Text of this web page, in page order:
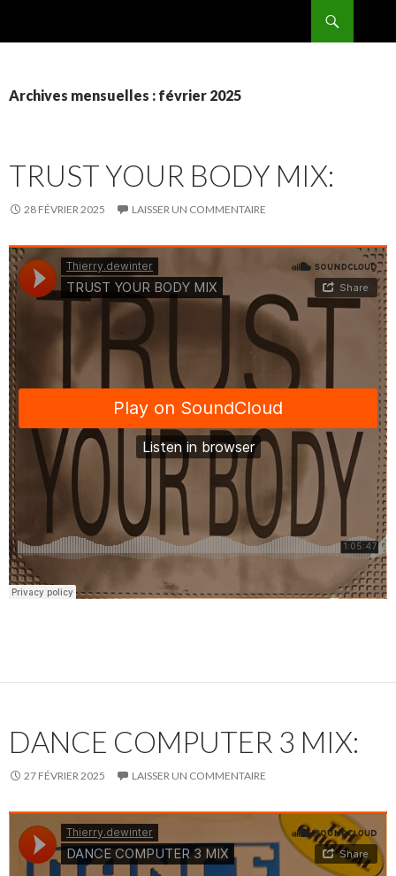
Archives mensuelles : février 2025
TRUST YOUR BODY MIX:
28 FÉVRIER 2025 LAISSER UN COMMENTAIRE
DANCE COMPUTER 3 MIX:
27 FÉVRIER 2025 LAISSER UN COMMENTAIRE